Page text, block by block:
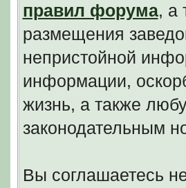
правил форума, а
размещения
непристойной
информации,
жизнь, а также
законодательным
Вы соглашаетесь